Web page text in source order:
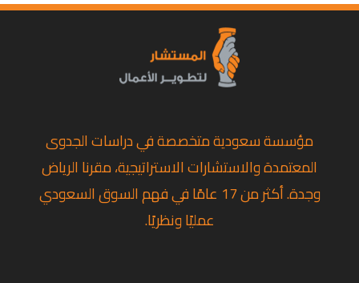
مؤسسة سعودية متخصصة في دراسات الجدوى
المعتمدة والاستشارات الاستراتيجية، مقرنا الرياض
وجدة. أكثر من 17 عامًا في فهم السوق السعودي
عمليًا ونظريًا.